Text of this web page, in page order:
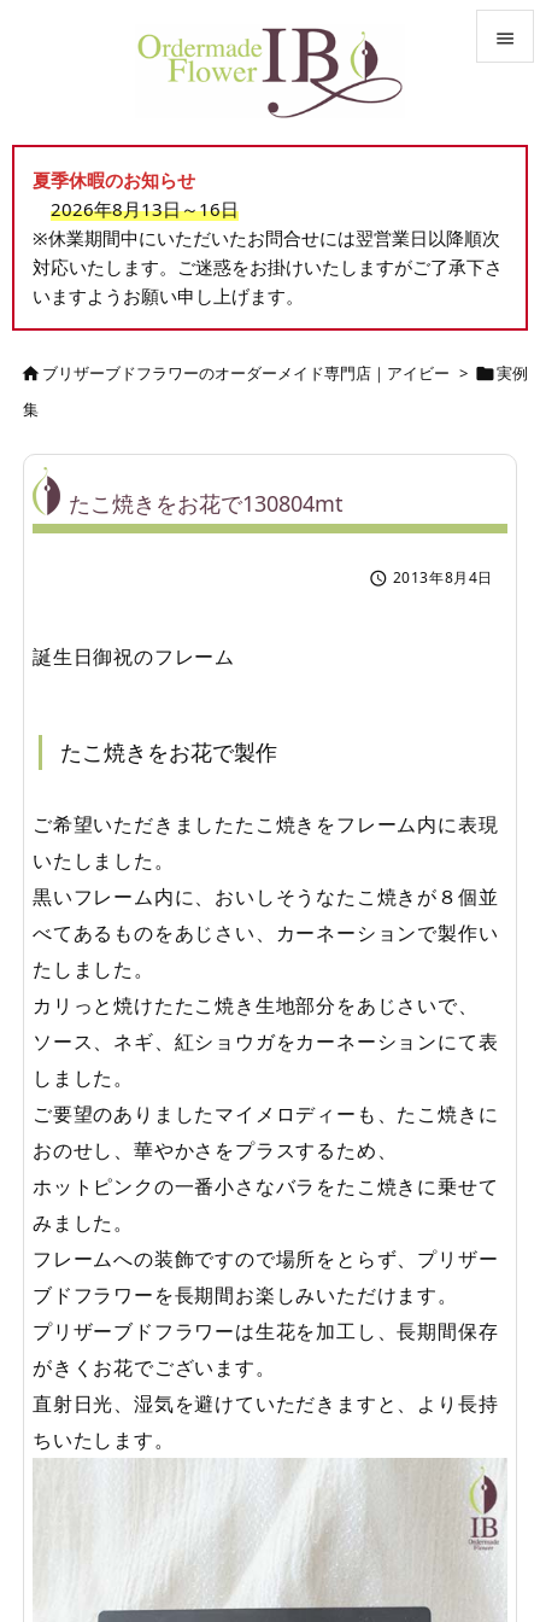


前へ

検索
夏季休暇のお知らせ
2026年8月13日～16日
※休業期間中にいただいたお問合せには翌営業日以降順次
対応いたします。ご迷惑をお掛けいたしますがご了承下さ
いますようお願い申し上げます。
ブリザーブドフラワーのオーダーメイド専門店｜アイビー > 実例
集
たこ焼きをお花で130804mt
 2013年8月4日
誕生日御祝のフレーム
たこ焼きをお花で製作
ご希望いただきましたたこ焼きをフレーム内に表現
いたしました。
黒いフレーム内に、おいしそうなたこ焼きが８個並
べてあるものをあじさい、カーネーションで製作い
たしました。
カリっと焼けたたこ焼き生地部分をあじさいで、
ソース、ネギ、紅ショウガをカーネーションにて表
しました。
ご要望のありましたマイメロディーも、たこ焼きに
おのせし、華やかさをプラスするため、
ホットピンクの一番小さなバラをたこ焼きに乗せて
みました。
フレームへの装飾ですので場所をとらず、プリザー
ブドフラワーを長期間お楽しみいただけます。
プリザーブドフラワーは生花を加工し、長期間保存
がきくお花でございます。
直射日光、湿気を避けていただきますと、より長持
ちいたします。